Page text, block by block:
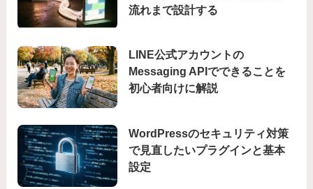
流れまで設計する
LINE公式アカウントの
Messaging APIでできることを
初心者向けに解説
WordPressのセキュリティ対策
で見直したいプラグインと基本
設定